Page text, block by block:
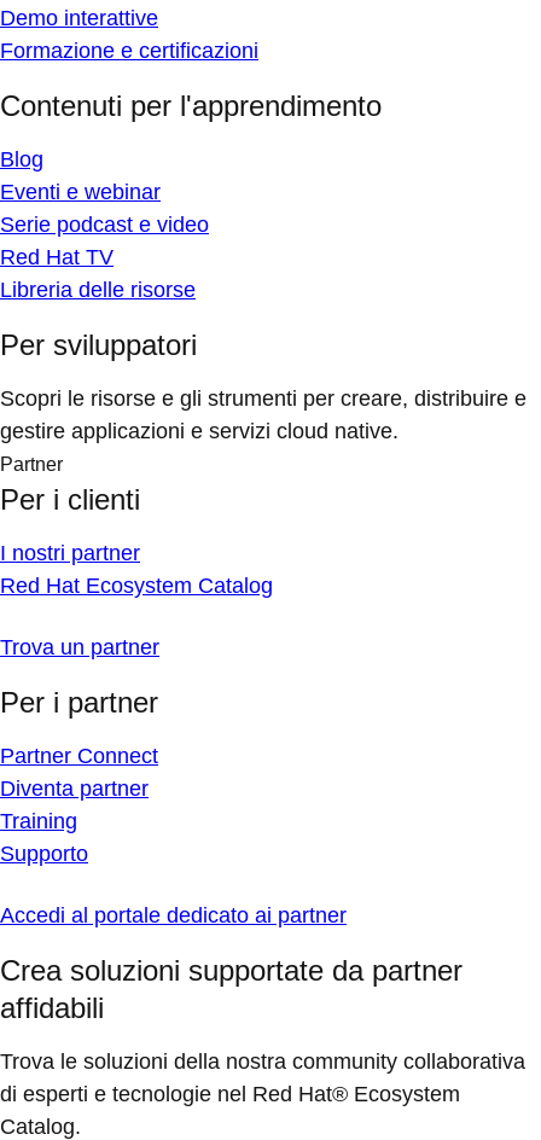
Demo interattive
Formazione e certificazioni
Contenuti per l'apprendimento
Blog
Eventi e webinar
Serie podcast e video
Red Hat TV
Libreria delle risorse
Per sviluppatori
Scopri le risorse e gli strumenti per creare, distribuire e
gestire applicazioni e servizi cloud native.
Partner
Per i clienti
I nostri partner
Red Hat Ecosystem Catalog
Trova un partner
Per i partner
Partner Connect
Diventa partner
Training
Supporto
Accedi al portale dedicato ai partner
Crea soluzioni supportate da partner
affidabili
Trova le soluzioni della nostra community collaborativa
di esperti e tecnologie nel Red Hat® Ecosystem
Catalog.